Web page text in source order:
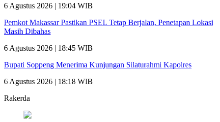
6 Agustus 2026 | 19:04 WIB
Pemkot Makassar Pastikan PSEL Tetap Berjalan, Penetapan Lokasi
Masih Dibahas
6 Agustus 2026 | 18:45 WIB
Bupati Soppeng Menerima Kunjungan Silaturahmi Kapolres
6 Agustus 2026 | 18:18 WIB
Rakerda